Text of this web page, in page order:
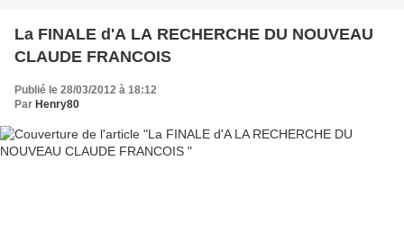
La FINALE d'A LA RECHERCHE DU NOUVEAU
CLAUDE FRANCOIS
Publié le 28/03/2012 à 18:12
Par Henry80